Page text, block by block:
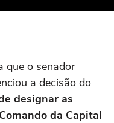
que o senador
a decisão do
designar as
da Capital